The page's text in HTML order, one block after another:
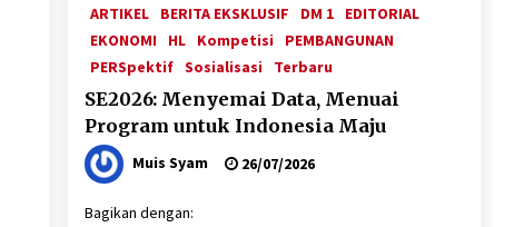
ARTIKEL BERITA EKSKLUSIF DM 1
EDITORIAL
EKONOMI
HL Kompetisi
PEMBANGUNAN
PERSpektif Sosialisasi Terbaru
SE2026: Menyemai Data, Menuai
Program untuk Indonesia Maju
Muis Syam 26/07/2026
Bagikan dengan: